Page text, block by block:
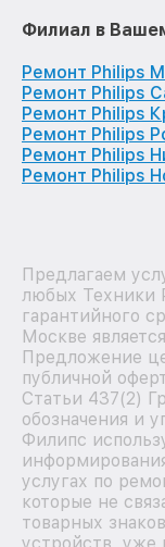
Филиал в
Ремонт Philips
Ремонт Philips
Ремонт Philips
Ремонт Philips
Ремонт Philips
Ремонт Philips
Предлагаем
любых Техники
гарантийного
Москве
Предложение
публичной
Статьи 437(2)
обозначения и
Филипс
услугах по
которые не
товарных